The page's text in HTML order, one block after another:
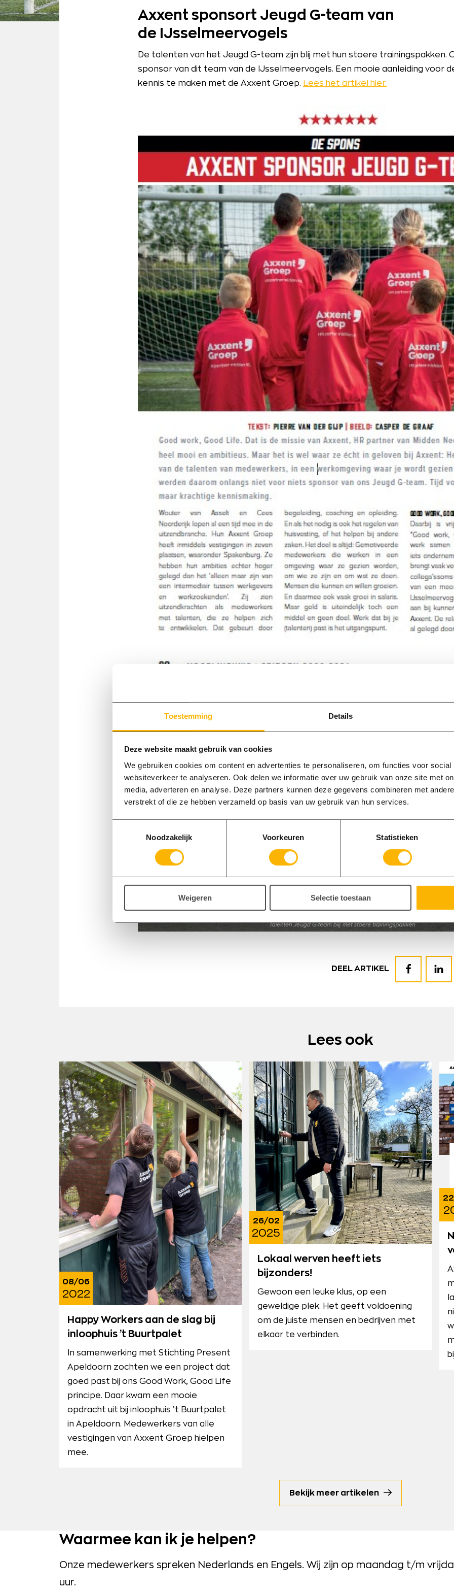
Toestemming Details
Deze website maakt gebruik van cookies
We gebruiken cookies om content en advertenties te personaliseren, om functies voor social
websiteverkeer te analyseren. Ook delen we informatie over uw gebruik van onze site met
media, adverteren en analyse. Deze partners kunnen deze gegevens combineren met
verstrekt of die ze hebben verzameld op basis van uw gebruik van hun services.
Noodzakelijk
Voorkeuren Statistieken
Weigeren Selectie toestaan
Axxent sponsort Jeugd G-team van
de IJsselmeervogels
De talenten van het Jeugd G-team zijn blij met hun stoere trainingspakken.
sponsor van dit team van de IJsselmeervogels. Een mooie aanleiding voor
kennis te maken met de Axxent Groep. Lees het artikel hier.
DEEL ARTIKEL
Deel
op
Lees ook
08/06
2022
Happy Workers aan de slag bij
inloophuis ’t Buurtpalet
In samenwerking met Stichting Present
Apeldoorn zochten we een project dat
goed past bij ons Good Work, Good Life
principe. Daar kwam een mooie
opdracht uit bij inloophuis ’t Buurtpalet
in Apeldoorn. Medewerkers van alle
vestigingen van Axxent Groep hielpen
mee.
26/02
2025
Lokaal werven heeft iets
bijzonders!
Gewoon een leuke klus, op een
geweldige plek. Het geeft voldoening
om de juiste mensen en bedrijven met
elkaar te verbinden.
Bekijk meer artikelen
Waarmee kan ik je helpen?
Onze medewerkers spreken Nederlands en Engels. Wij zijn op maandag t/m
uur.